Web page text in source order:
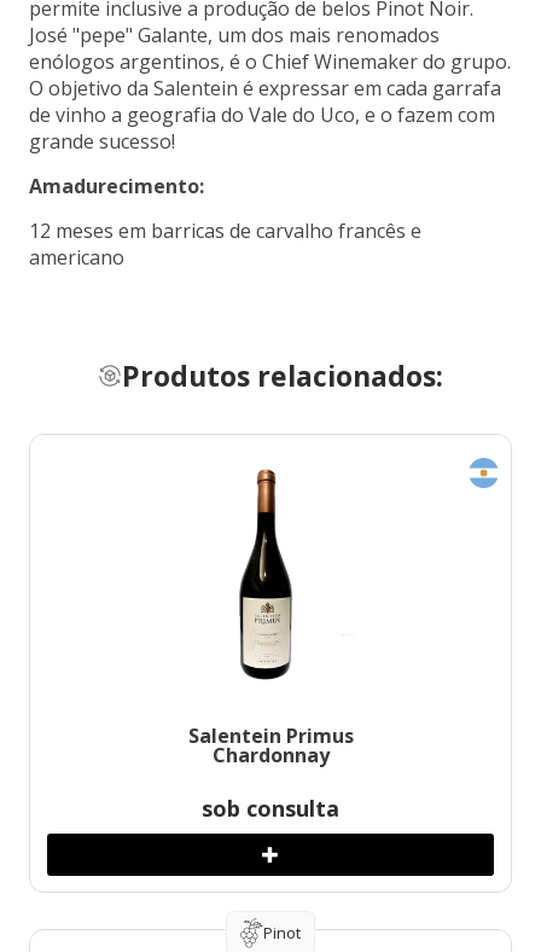
permite inclusive a produção de belos Pinot Noir.
José "pepe" Galante, um dos mais renomados
enólogos argentinos, é o Chief Winemaker do grupo.
O objetivo da Salentein é expressar em cada garrafa
de vinho a geografia do Vale do Uco, e o fazem com
grande sucesso!
Amadurecimento:
12 meses em barricas de carvalho francês e
americano
Produtos relacionados:
Salentein Primus
Chardonnay
sob consulta
Pinot